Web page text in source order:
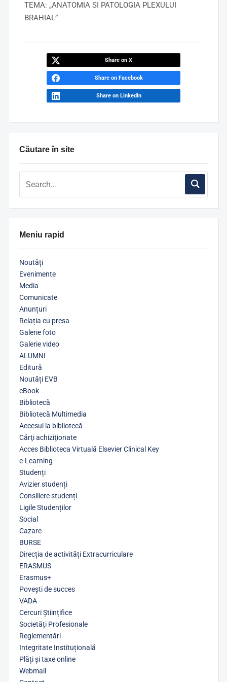
Căutare în site
Meniu rapid
Noutăți
Evenimente
Media
Comunicate
Anunțuri
Relația cu presa
Galerie foto
Galerie video
ALUMNI
Editură
Noutăți EVB
eBook
Bibliotecă
Bibliotecă Multimedia
Accesul la bibliotecă
Cărţi achiziţionate
Acces Biblioteca Virtuală Elsevier Clinical Key
e-Learning
Studenți
Avizier studenți
Consiliere studenți
Ligile Studenților
Social
Cazare
BURSE
Direcția de activități Extracurriculare
ERASMUS
Erasmus+
Povești de succes
VADA
Cercuri Științifice
Societăți Profesionale
Reglementări
Integritate Instituțională
Plăți și taxe online
Webmail
TEMA: „ANATOMIA SI PATOLOGIA PLEXULUI
BRAHIAL”
Share on X
Share on Facebook
Share on LinkedIn